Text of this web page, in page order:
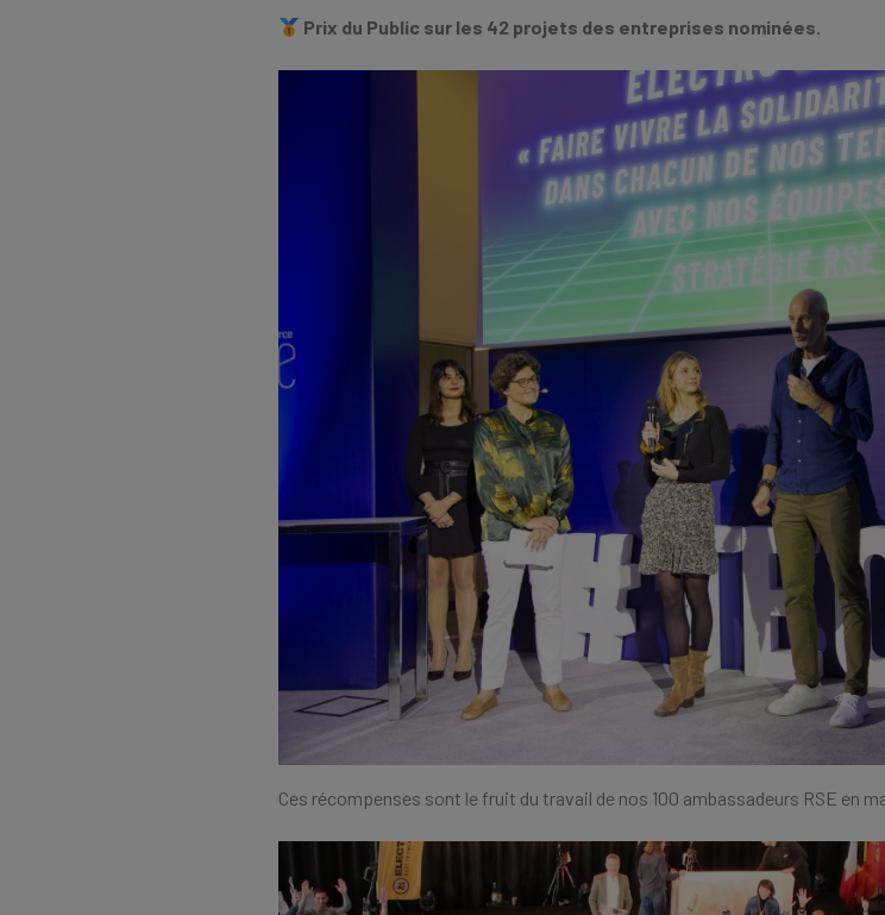
Prix du Public sur les 42 projets des entreprises nominées.
Ces récompenses sont le fruit du travail de nos 100 ambassadeurs RSE en